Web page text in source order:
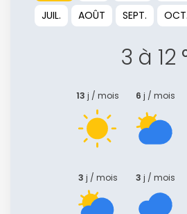
JUIL.
AOÛT SEPT. OCT.
3 à 12
13 j / mois 6 j / mois
3 j / mois 3 j / mois
Continuer avec